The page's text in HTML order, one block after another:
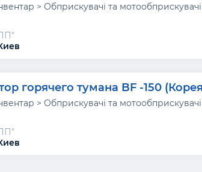
> Обприскувачі та мотообприскувачі
горячего тумана BF -150
> Обприскувачі та мотообприскувачі